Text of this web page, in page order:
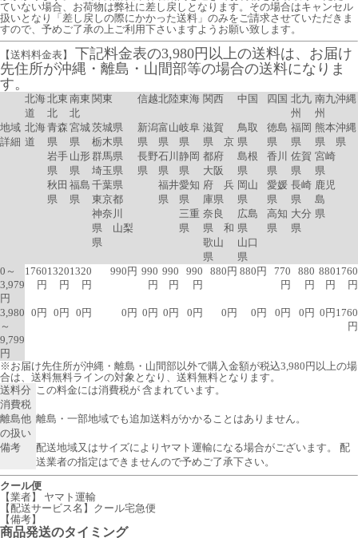
ていない場合、お荷物は弊社に差し戻しとなります。その場合はキャンセル
扱いとなり「差し戻しの際にかかった送料」のみをご請求させていただきま
すので、予めご了承の上ご利用下さいますようお願い致します。
【送料料金表】
下記料金表の3,980円以上の送料は、お届け
先住所が沖縄・離島・山間部等の場合の送料になりま
す。
北海
道
北東
北
南東
北
関東 信越北陸東海 関西 中国 四国 北九
州
南九
州
沖縄
地域
詳細
北海
道
青森
県
岩手
県
秋田
県
宮城
県
山形
県
福島
県
茨城県
栃木県
群馬県
埼玉県
千葉県
東京都
神奈川
県 山梨
県
新潟
県
長野
県
富山
県
石川
県
福井
県
岐阜
県
静岡
県
愛知
県
三重
県
滋賀
県 京
都府
大阪
府 兵
庫県
奈良
県 和
歌山
県
鳥取
県
島根
県
岡山
県
広島
県
山口
県
徳島
県
香川
県
愛媛
県
高知
県
福岡
県
佐賀
県
長崎
県
大分
県
熊本
県
宮崎
県
鹿児
島
県
沖縄
県
0～
3,979
円
1760
円
1320
円
1320
円
990円 990
円
990
円
990
円
880円 880円
770
円
880
円
880
円
1760
円
3,980
～
9,799
円
0円 0円 0円 0円 0円 0円 0円 0円 0円 0円 0円 0円 1760
円
※お届け先住所が沖縄・離島・山間部以外で購入金額が税込3,980円以上の場
合は、送料無料ラインの対象となり、送料無料となります。
送料分
消費税
この料金には消費税が 含まれています。
離島他
の扱い
離島・一部地域でも追加送料がかかることはありません。
備考
配送地域又はサイズによりヤマト運輸になる場合がございます。 配
送業者の指定はできませんので予めご了承下さい。
クール便
【業者】 ヤマト運輸
【配送サービス名】クール宅急便
【備考】
商品発送のタイミング